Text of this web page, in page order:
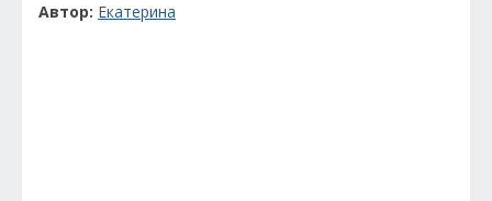
Автор: Екатерина